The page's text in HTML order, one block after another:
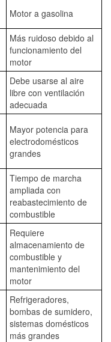
Motor a gasolina
Más ruidoso debido al
funcionamiento del
motor
Debe usarse al aire
libre con ventilación
adecuada
Mayor potencia para
electrodomésticos
grandes
Tiempo de marcha
ampliada con
reabastecimiento de
combustible
Requiere
almacenamiento de
combustible y
mantenimiento del
motor
Refrigeradores,
bombas de sumidero,
sistemas domésticos
más grandes